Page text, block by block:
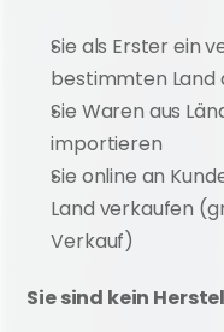
Sie als Erster ein
bestimmten Land
Sie Waren aus
importieren
Sie online an
Land verkaufen
Verkauf)
Sie sind kein